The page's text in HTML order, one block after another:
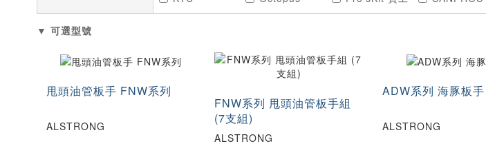
7/8"X1"
7/8"X15/16" 7/16" 7/16"X1/2"
15/16"X1"
6"
6"
70
71 75 77
100
145
6X7 6X8
10X11 10×11
X-Spark
▼ 可選型號
甩頭油管板手 FNW系列
ALSTRONG
FNW系列 甩頭油管板手組
(7支組)
ALSTRONG
ADW系列 海豚板手
ALSTRONG